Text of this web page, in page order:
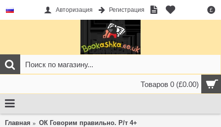
£
Авторизация Регистрация
Товаров 0 (£0.00)
Главная ОК Говорим правильно. Р/т 4+